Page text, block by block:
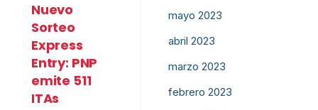
Nuevo
Sorteo
Express
Entry: PNP
emite 511
ITAs
mayo 2023
abril 2023
marzo 2023
febrero 2023